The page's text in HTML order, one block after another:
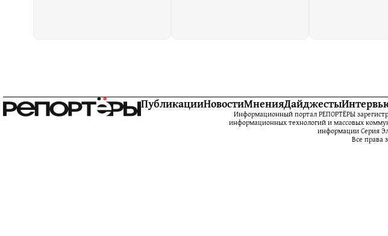
ПубликацииНовостиМненияДайджесты
Информационный портал РЕПОРТЁРЫ
информационных технологий и массовых
информации Серия
Все права